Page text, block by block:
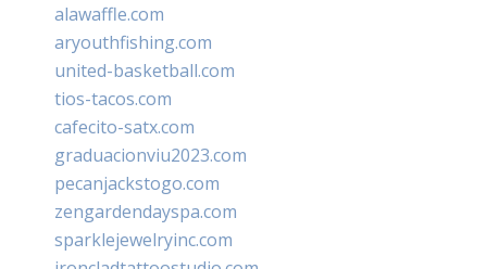
alawaffle.com
aryouthfishing.com
united-basketball.com
tios-tacos.com
cafecito-satx.com
graduacionviu2023.com
pecanjackstogo.com
zengardendayspa.com
sparklejewelryinc.com